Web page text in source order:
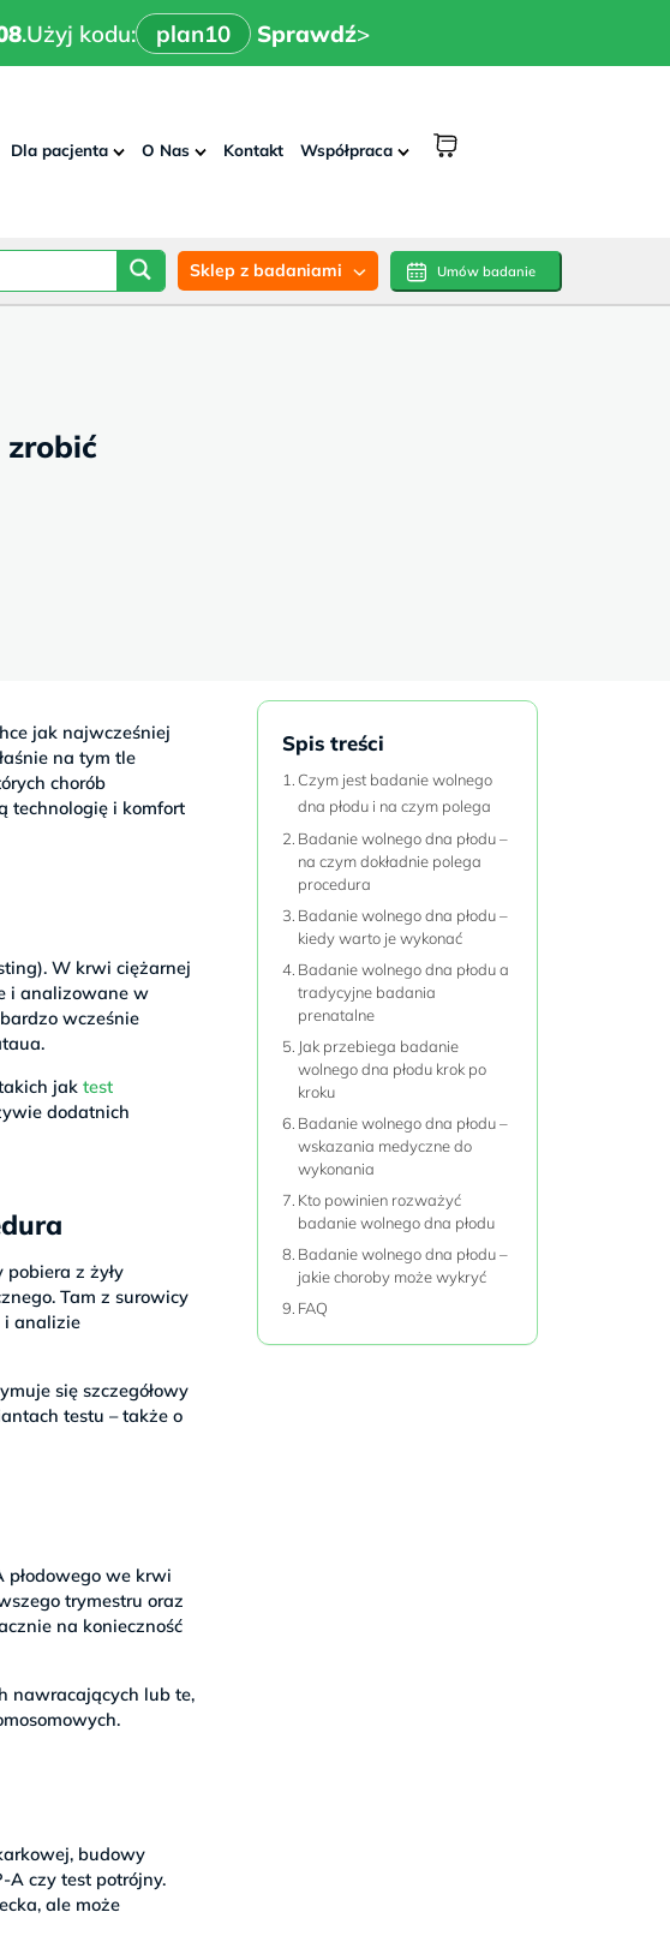
.Użyj kodu: plan10 Sprawdź>
kodu: plan10 Sprawdź>
Dla pacjenta O Nas Kontakt Współpraca
Sklep z badaniami Umów badanie
zrobić
jak najwcześniej
na tym tle
chorób
technologię i komfort
W krwi ciężarnej
i analizowane w
wcześnie
jaktest
dodatnich
z żyły
Tam z surowicy
i analizie
się szczegółowy
testu – także o
płodowego we krwi
trymestru oraz
na konieczność
nawracających lub te,
budowy
A czy test potrójny.
ale może
Spis treści
Czym jest badanie wolnego
dna płodu i na czym polega
Badanie wolnego dna płodu –
na czym dokładnie polega
procedura
Badanie wolnego dna płodu –
kiedy warto je wykonać
Badanie wolnego dna płodu a
tradycyjne badania
prenatalne
Jak przebiega badanie
wolnego dna płodu krok po
kroku
Badanie wolnego dna płodu –
wskazania medyczne do
wykonania
Kto powinien rozważyć
badanie wolnego dna płodu
Badanie wolnego dna płodu –
jakie choroby może wykryć
FAQ